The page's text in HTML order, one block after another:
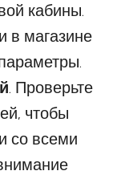
кабины.
в магазине
. Проверьте
чтобы
со всеми